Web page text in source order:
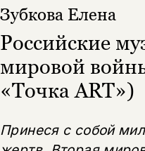
Зубкова Елена
Российские
мировой
«Точка ART»)
Принеся с собой